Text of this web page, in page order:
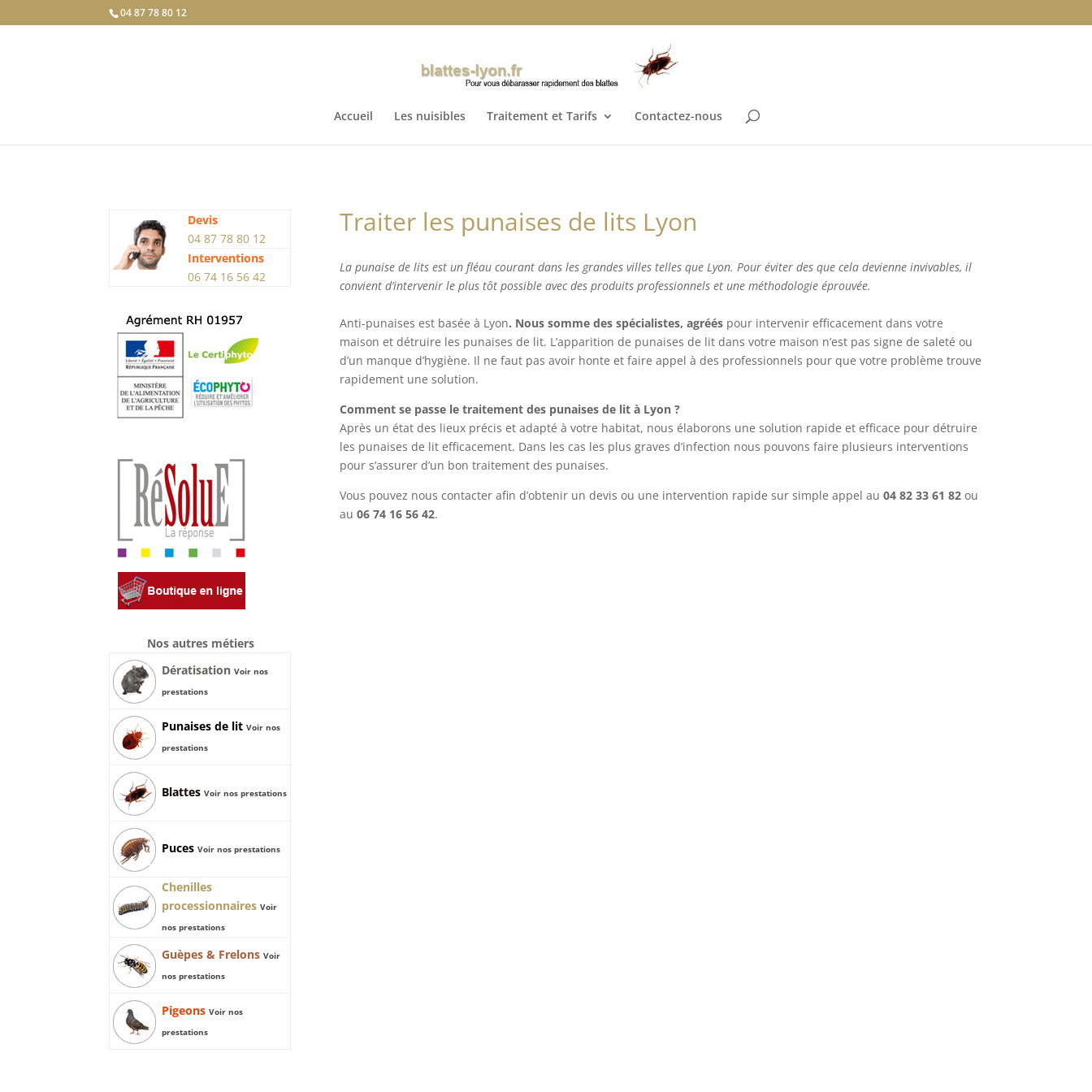
04 87 78 80 12
Accueil Les nuisibles Traitement et Tarifs Contactez-nous
Devis
04 87 78 80 12
Interventions
06 74 16 56 42
Nos autres métiers
Dératisation Voir nos
prestations
Punaises de lit Voir nos
prestations
Blattes Voir nos prestations
Puces Voir nos prestations
Chenilles
processionnaires Voir
nos prestations
Guèpes & Frelons Voir
nos prestations
Pigeons Voir nos
prestations
Traiter les punaises de lits Lyon
La punaise de lits est un fléau courant dans les grandes villes telles que Lyon. Pour éviter des que cela devienne invivables, il
convient d’intervenir le plus tôt possible avec des produits professionnels et une méthodologie éprouvée.
Anti-punaises est basée à Lyon. Nous somme des spécialistes, agrééspour intervenir efficacement dans votre
maison et détruire les punaises de lit. L’apparition de punaises de lit dans votre maison n’est pas signe de saleté ou
d’un manque d’hygiène. Il ne faut pas avoir honte et faire appel à des professionnels pour que votre problème trouve
rapidement une solution.
Comment se passe le traitement des punaises de lit à Lyon ?
Après un état des lieux précis et adapté à votre habitat, nous élaborons une solution rapide et efficace pour détruire
les punaises de lit efficacement. Dans les cas les plus graves d’infection nous pouvons faire plusieurs interventions
pour s’assurer d’un bon traitement des punaises.
Vous pouvez nous contacter afin d’obtenir un devis ou une intervention rapide sur simple appel au 04 82 33 61 82ou
au 06 74 16 56 42.